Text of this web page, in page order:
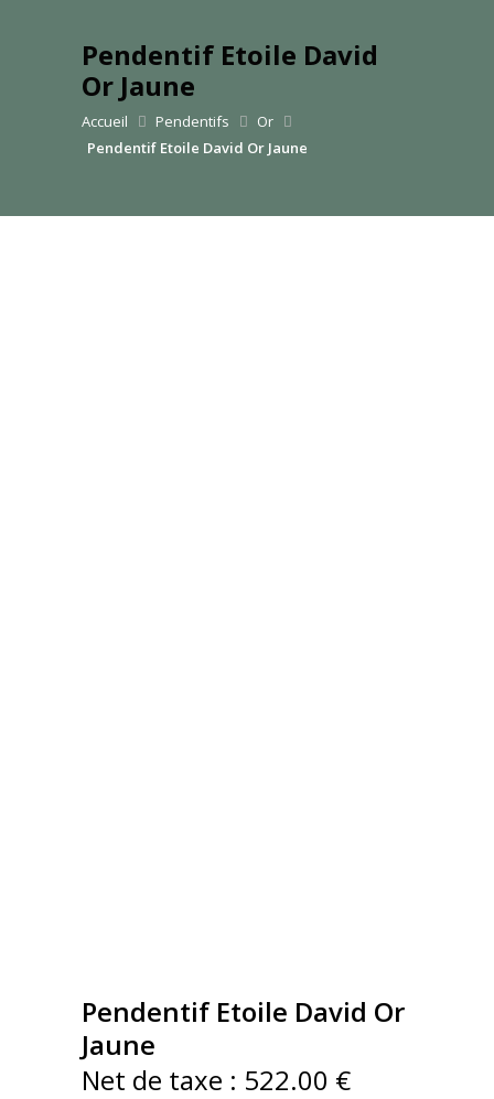
Pendentif Etoile David
Or Jaune
Accueil Pendentifs
Or
Pendentif Etoile David Or Jaune
Pendentif Etoile David Or
Jaune
Net de taxe : 522.00 €